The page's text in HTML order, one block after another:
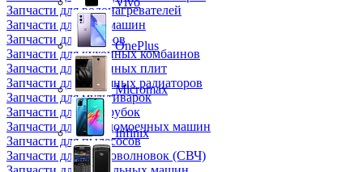
Запчасти для водонагревателей
Запчасти для кофемашин
Запчасти для кулеров
Запчасти для кухонных комбаинов
Запчасти для кухонных плит
Запчасти для масляных радиаторов
Запчасти для мультиварок
Запчасти для мясорубок
Запчасти для посудомоечных машин
Запчасти для пылесосов
Запчасти для микроволновок (СВЧ)
OnePlus
Micromax
Infinix